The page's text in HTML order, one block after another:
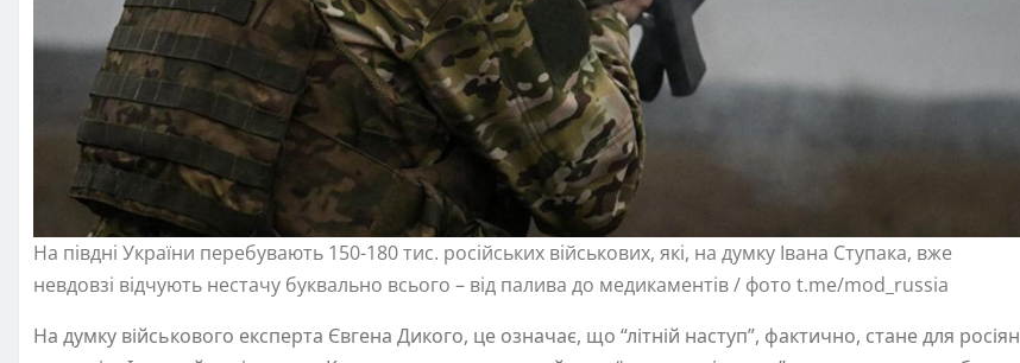
На півдні України перебувають 150-180 тис. російських військових, які, на думку Івана Ступака, вже
невдовзі відчують нестачу буквально всього – від палива до медикаментів / фото t.me/mod_russia
На думку військового експерта Євгена Дикого, це означає, що “літній наступ”, фактично, стане для росіян